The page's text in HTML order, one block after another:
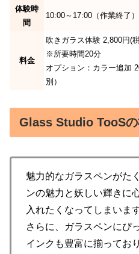
体験時
間
10:00～17:00（作業終了）
料金
吹きガラス体験 2,800円(税
※所要時間20分
オプション：カラー追加
別）
Glass Studio TooSの
魅力的なガラスペンがた
ンの魅力と妖しい輝きに
入れたくなってしまいま
さらに、ガラスペンにぴ
インクも豊富に揃ってお